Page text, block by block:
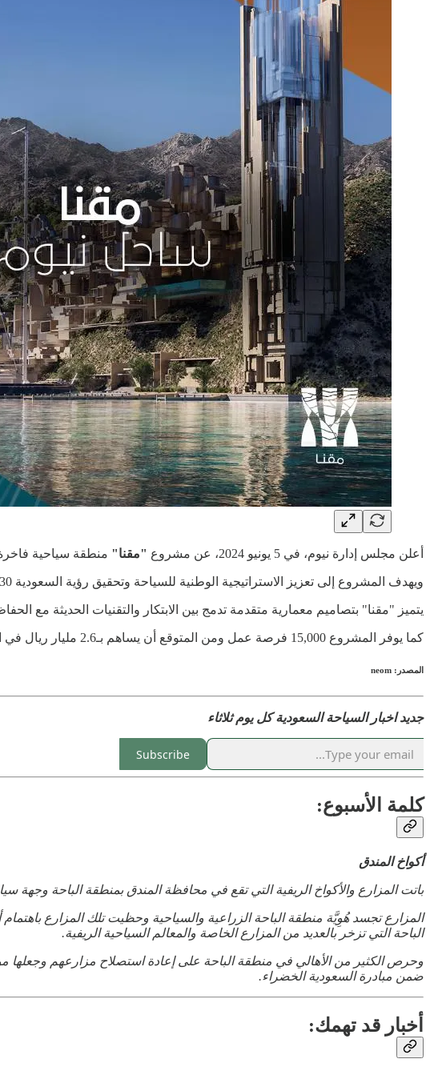
أعلن مجلس إدارة نيوم، في 5 يونيو 2024، عن مشروع "مقنا" منطقة سياحية فاخرة على ساحل خليج
ويهدف المشروع إلى تعزيز الاستراتيجية الوطنية للسياحة وتحقيق رؤية السعودية 2030، حيث يركز على السياحة الطبيعية المستدامة، وتم وصف المشروع بأنه كنز طبيعي يقدم تجارب سياحية غير مسبوقة.
يتميز "مقنا" بتصاميم معمارية متقدمة تدمج بين الابتكار والتقنيات الحديثة مع الحفاظ على البيئة، ويضم 15 فندقاً
كما يوفر المشروع 15,000 فرصة عمل ومن المتوقع أن يساهم بـ2.6 مليار ريال في الناتج المحلي بحلول عام 2030، حيث يعد جزءاً من مشاريع نيوم الرائدة مثل "ذا لاين" و"أوكساچون" و"تروجينا".
المصدر: neom
جديد اخبار السياحة السعودية كل يوم ثلاثاء
Subscribe
كلمة الأسبوع:
أكواخ المندق
باتت المزارع والأكواخ الريفية التي تقع في محافظة المندق بمنطقة الباحة وجهة
المزارع تجسد هُوِيَّة منطقة الباحة الزراعية والسياحية وحظيت تلك المزارع
الباحة التي تزخر بالعديد من المزارع الخاصة والمعالم السياحية الريفية.
ضمن مبادرة السعودية الخضراء.
أخبار قد تهمك: